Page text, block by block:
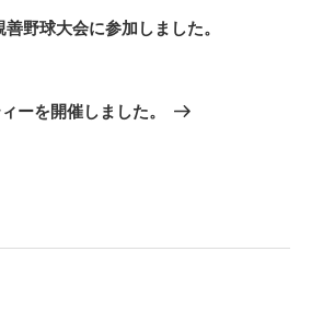
野球大会に参加しました。
ーを開催しました。